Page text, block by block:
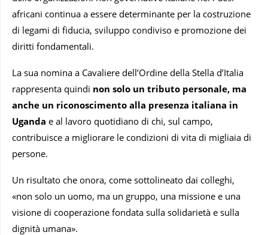
africani continua a essere determinante per la costruzione
di legami di fiducia, sviluppo condiviso e promozione dei
diritti fondamentali.
La sua nomina a Cavaliere dell’Ordine della Stella d’Italia
rappresenta quindi non solo un tributo personale, ma
anche un riconoscimento alla presenza italiana in
Uganda e al lavoro quotidiano di chi, sul campo,
contribuisce a migliorare le condizioni di vita di migliaia di
persone.
Un risultato che onora, come sottolineato dai colleghi,
«non solo un uomo, ma un gruppo, una missione e una
visione di cooperazione fondata sulla solidarietà e sulla
dignità umana».